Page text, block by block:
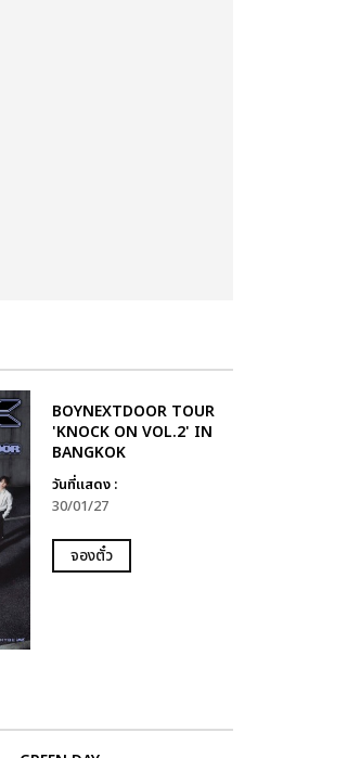
BOYNEXTDOOR TOUR
'KNOCK ON VOL.2' IN
BANGKOK
วันที่แสดง :
30/01/27
จองตั๋ว